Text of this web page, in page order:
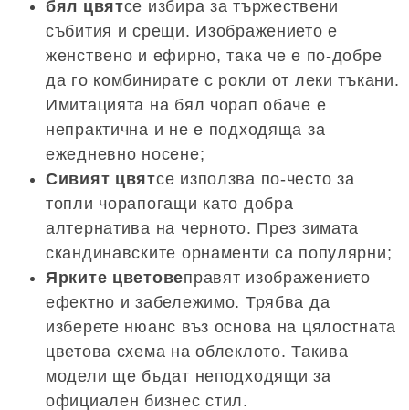
бял цвятсе избира за тържествени
събития и срещи. Изображението е
женствено и ефирно, така че е по-добре
да го комбинирате с рокли от леки тъкани.
Имитацията на бял чорап обаче е
непрактична и не е подходяща за
ежедневно носене;
Сивият цвятсе използва по-често за
топли чорапогащи като добра
алтернатива на черното. През зимата
скандинавските орнаменти са популярни;
Ярките цветовеправят изображението
ефектно и забележимо. Трябва да
изберете нюанс въз основа на цялостната
цветова схема на облеклото. Такива
модели ще бъдат неподходящи за
официален бизнес стил.